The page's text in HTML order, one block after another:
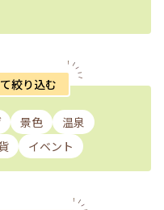
絞り込む
景色
温泉
イベント